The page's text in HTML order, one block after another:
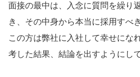
面接の最中は、入念に質問を繰り
き、その中身から本当に採用すべ
この方は弊社に入社して幸せにな
考した結果、結論を出すようにし